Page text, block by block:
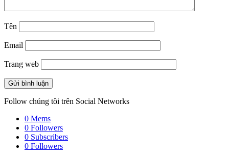
Tên
Email
Trang web
Follow chúng tôi trên Social Networks
0 Mems
0 Followers
0 Subscribers
0 Followers